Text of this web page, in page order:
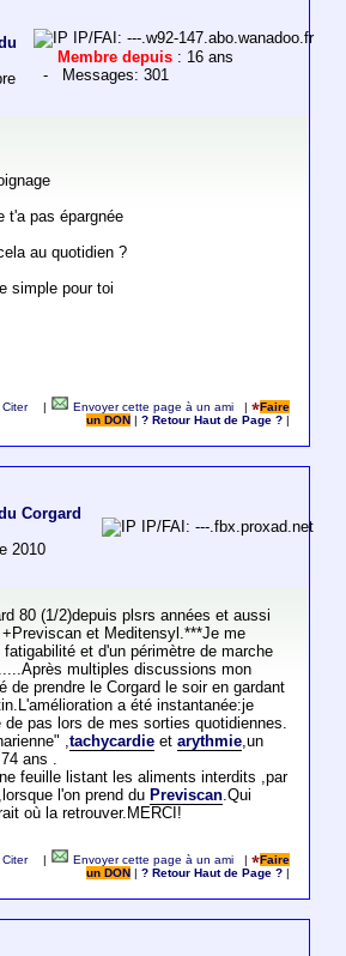
IP/FAI: ---.w92-147.abo.wanadoo.fr
Membre depuis : 16 ans
- Messages: 301
t'a pas épargnée
au quotidien ?
simple pour toi
Citer Envoyer cette page à un ami |
Faire
un DON
|? Retour Haut de Page ?
Corgard
2010
IP/FAI: ---.fbx.proxad.net
80 (1/2)depuis plsrs années et aussi
et Meditensyl.***Je me
et d'un périmètre de marche
multiples discussions mon
de prendre le Corgard le soir en gardant
a été instantanée:je
de pas lors de mes sorties quotidiennes.
,tachycardieet arythmie,un
ans .
feuille listant les aliments interdits ,par
l'on prend du Previscan.Qui
où la retrouver.MERCI!
Citer Envoyer cette page à un ami |
Faire
un DON
|? Retour Haut de Page ?